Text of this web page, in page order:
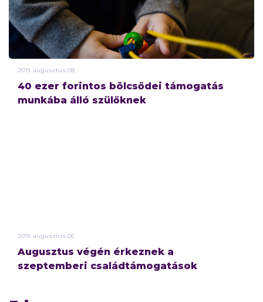
2019. augusztus 08.
40 ezer forintos bölcsődei támogatás
munkába álló szülőknek
2019. augusztus 06.
Augusztus végén érkeznek a
szeptemberi családtámogatások